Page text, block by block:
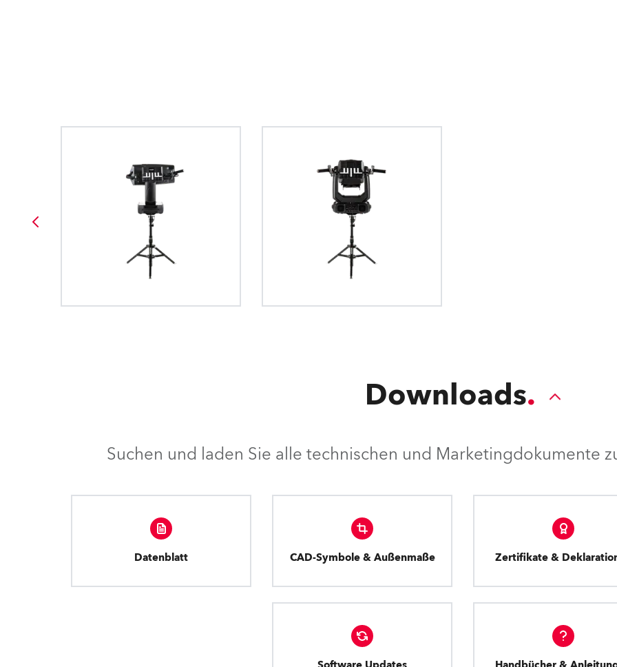
Downloads
Suchen und laden Sie alle technischen und Marketingdokumente
Datenblatt CAD-Symbole & Außenmaße Zertifikate &